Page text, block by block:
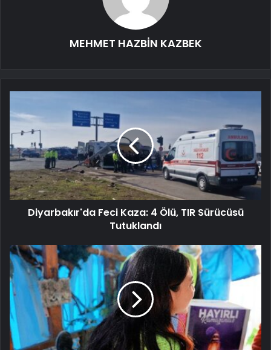
MEHMET HAZBİN KAZBEK
Diyarbakır'da Feci Kaza: 4 Ölü, TIR Sürücüsü
Tutuklandı